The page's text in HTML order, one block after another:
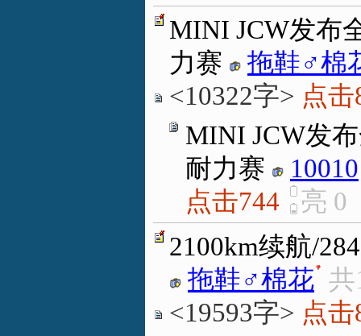
MINI JCW发布
力赛
拖鞋♂棉
<10322字> 点击
MINI JCW发
耐力赛
10010
点击744
亮 0
2100km续航/
拖鞋♂棉花.
<19593字> 点击